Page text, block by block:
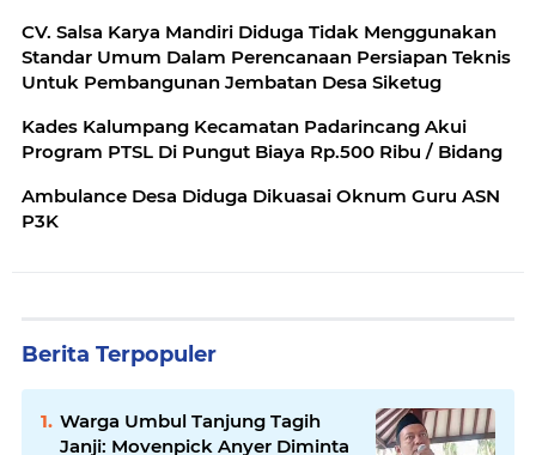
CV. Salsa Karya Mandiri Diduga Tidak Menggunakan
Standar Umum Dalam Perencanaan Persiapan Teknis
Untuk Pembangunan Jembatan Desa Siketug
Kades Kalumpang Kecamatan Padarincang Akui
Program PTSL Di Pungut Biaya Rp.500 Ribu / Bidang
Ambulance Desa Diduga Dikuasai Oknum Guru ASN
P3K
Berita Terpopuler
Warga Umbul Tanjung Tagih
Janji: Movenpick Anyer Diminta